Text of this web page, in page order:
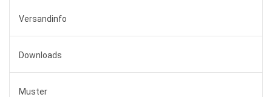
Versandinfo
Downloads
Muster